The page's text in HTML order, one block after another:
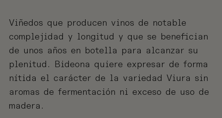
Viñedos que producen vinos de notable
complejidad y longitud y que se benefician
de unos años en botella para alcanzar su
plenitud. Bideona quiere expresar de forma
nítida el carácter de la variedad Viura sin
aromas de fermentación ni exceso de uso de
madera.